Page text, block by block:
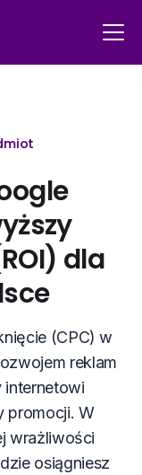
dla
(CPC) w
reklam
internetowi
promocji. W
wrażliwości
osiągniesz